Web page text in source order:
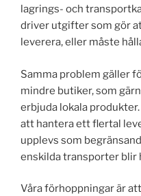
lagrings- och
driver utgifter som gör
leverera, eller måste
Samma problem gäller
mindre butiker, som
erbjuda lokala
att hantera ett flertal
upplevs som
enskilda transporter blir
Våra förhoppningar är